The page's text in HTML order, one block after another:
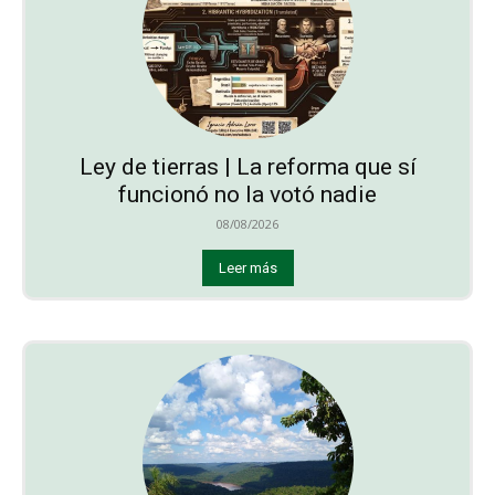
Ley de tierras | La reforma que sí
funcionó no la votó nadie
08/08/2026
Leer más